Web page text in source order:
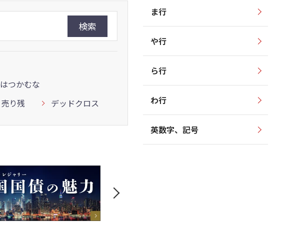
検索
つかむな
り残 デッドクロス
ま行
や行
ら行
わ行
英数字、記号